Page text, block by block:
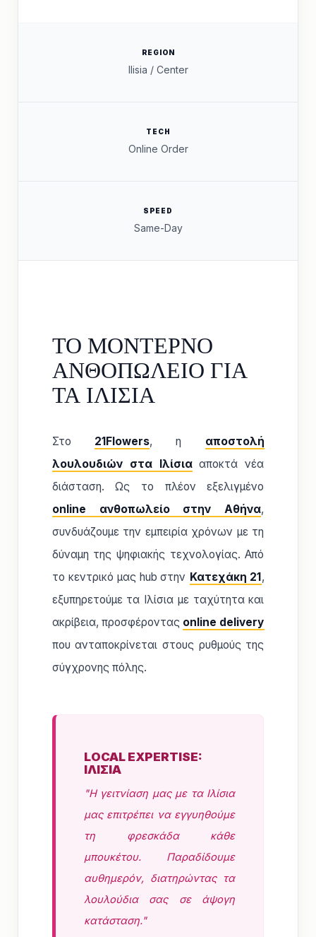
REGION
Ilisia / Center
TECH
Online Order
SPEED
Same-Day
ΤΟ ΜΟΝΤΕΡΝΟ
ΑΝΘΟΠΩΛΕΙΟ ΓΙΑ
ΤΑ ΙΛΙΣΙΑ
Στο 21Flowers, η αποστολή
λουλουδιών στα Ιλίσιααποκτά νέα
διάσταση. Ως το πλέον εξελιγμένο
online ανθοπωλείο στην Αθήνα,
συνδυάζουμε την εμπειρία χρόνων με τη
δύναμη της ψηφιακής τεχνολογίας. Από
το κεντρικό μας hub στην Κατεχάκη 21,
εξυπηρετούμε τα Ιλίσια με ταχύτητα και
ακρίβεια, προσφέροντας online delivery
που ανταποκρίνεται στους ρυθμούς της
σύγχρονης πόλης.
LOCAL EXPERTISE:
ΙΛΙΣΙΑ
"Η γειτνίαση μας με τα Ιλίσια
μας επιτρέπει να εγγυηθούμε
τη φρεσκάδα κάθε
μπουκέτου. Παραδίδουμε
αυθημερόν, διατηρώντας τα
λουλούδια σας σε άψογη
κατάσταση."